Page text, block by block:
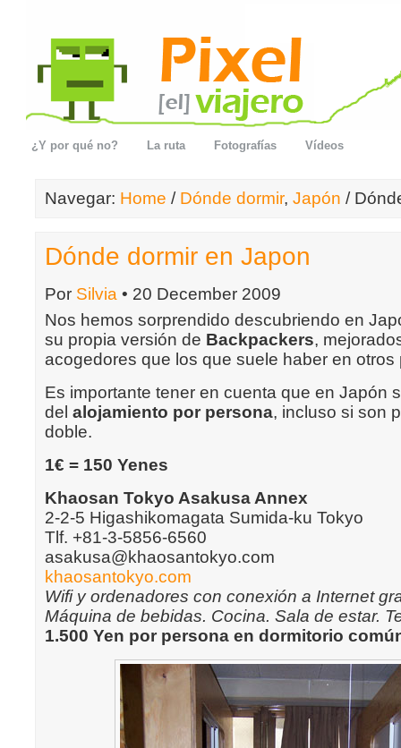
¿Y por qué no? La ruta Fotografías Vídeos
Navegar: Home / Dónde dormir, Japón /
Dónde dormir en Japon
Por Silvia • 20 December 2009
Nos hemos sorprendido descubriendo en
su propia versión de Backpackers,
acogedores que los que suele haber en otros
Es importante tener en cuenta que en Japón
del alojamiento por persona, incluso si son
doble.
1€ = 150 Yenes
Khaosan Tokyo Asakusa Annex
2-2-5 Higashikomagata Sumida-ku Tokyo
Tlf. +81-3-5856-6560
asakusa@khaosantokyo.com
khaosantokyo.com
Wifi y ordenadores con conexión a Internet
Máquina de bebidas. Cocina. Sala de estar.
1.500 Yen por persona en dormitorio